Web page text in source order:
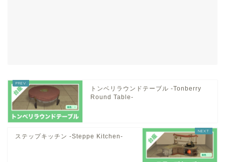
トンベリラウンドテーブル -Tonberry
Round Table-
ステップキッチン -Steppe Kitchen-